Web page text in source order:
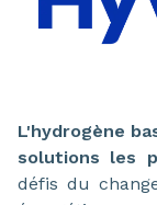
L'hydrogène
solutions les
défis du